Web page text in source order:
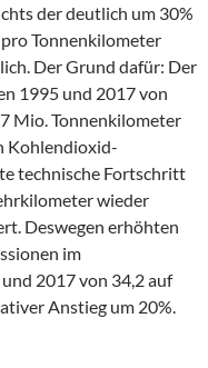
der deutlich um 30%
Tonnenkilometer
Der Grund dafür: Der
1995 und 2017 von
Mio. Tonnenkilometer
Kohlendioxid-
technische Fortschritt
wieder
Deswegen erhöhten
im
2017 von 34,2 auf
Anstieg um 20%.